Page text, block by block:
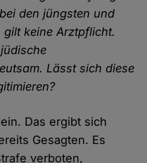
den jüngsten und
keine Arztpflicht.
Lässt sich diese
Das ergibt sich
Gesagten. Es
verboten,